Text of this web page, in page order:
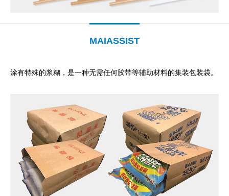
MAIASSIST
涂有特殊的浆糊，是一种无需任何胶带等辅助材料的集装包装袋。